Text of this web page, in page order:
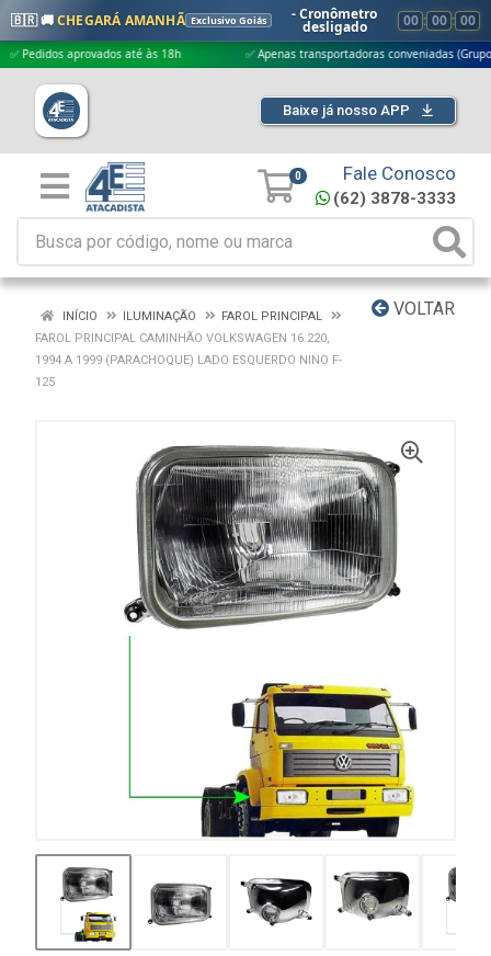
🇧🇷 🚚CHEGARÁ AMANHÃ Exclusivo Goiás - Cronômetro
desligado 00 : 00 : 00
aprovados até às 18h ✅ Apenas transportadoras conveniadas (Grupo G5)
Baixe já nosso APP
0 Fale Conosco
(62) 3878-3333
VOLTAR
INÍCIO ILUMINAÇÃO
FAROL PRINCIPAL
FAROL PRINCIPAL CAMINHÃO VOLKSWAGEN 16.220,
1994 A 1999 (PARACHOQUE) LADO ESQUERDO NINO F-
125